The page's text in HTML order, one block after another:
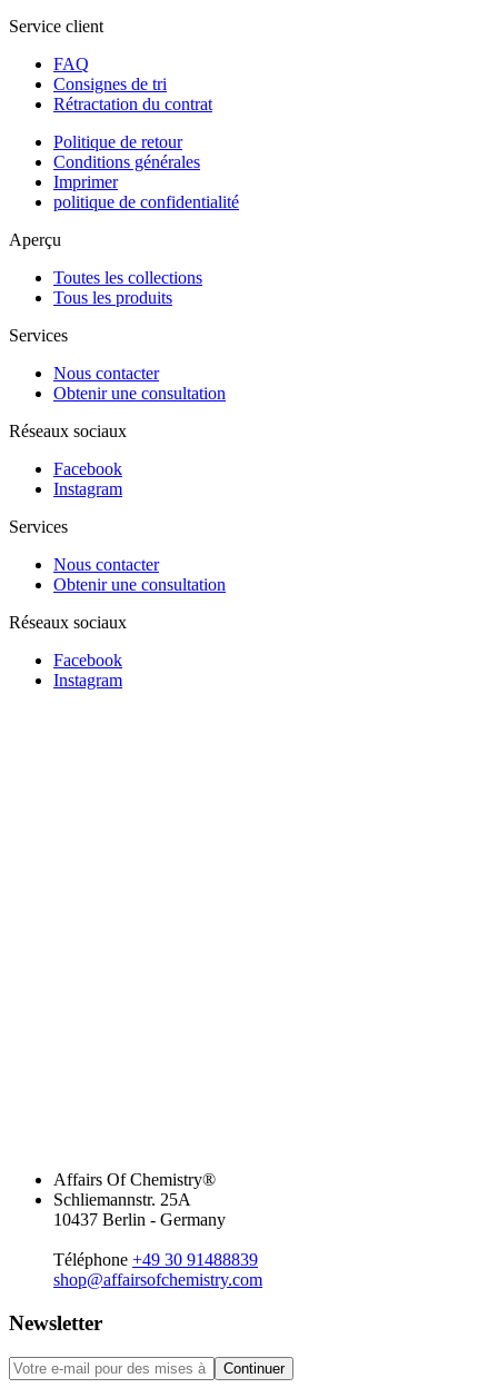
Service client
FAQ
Consignes de tri
Rétractation du contrat
Politique de retour
Conditions générales
Imprimer
politique de confidentialité
Aperçu
Toutes les collections
Tous les produits
Services
Nous contacter
Obtenir une consultation
Réseaux sociaux
Facebook
Instagram
Services
Nous contacter
Obtenir une consultation
Réseaux sociaux
Facebook
Instagram
Affairs Of Chemistry®
Schliemannstr. 25A
10437 Berlin - Germany
Téléphone +49 30 91488839
shop@affairsofchemistry.com
Newsletter
Continuer